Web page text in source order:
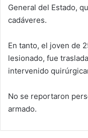
General del Estado,
cadáveres.
En tanto, el joven de
lesionado, fue
intervenido
No se reportaron
armado.